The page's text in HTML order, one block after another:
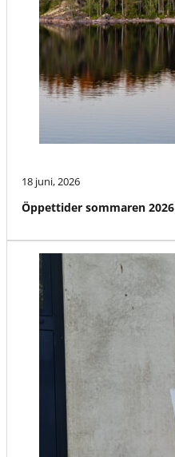
18 juni, 2026
Öppettider sommaren 2026